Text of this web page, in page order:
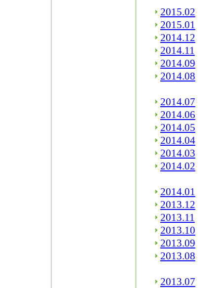
2015.02
2015.01
2014.12
2014.11
2014.09
2014.08
2014.07
2014.06
2014.05
2014.04
2014.03
2014.02
2014.01
2013.12
2013.11
2013.10
2013.09
2013.08
2013.07